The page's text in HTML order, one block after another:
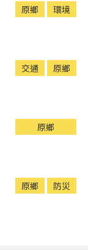
原鄉 環境
交通 原鄉
原鄉
原鄉 防災